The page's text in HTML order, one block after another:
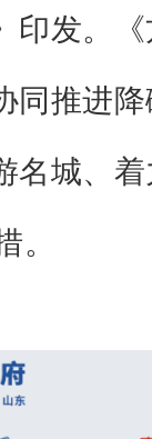
印发。
同推进
名城、